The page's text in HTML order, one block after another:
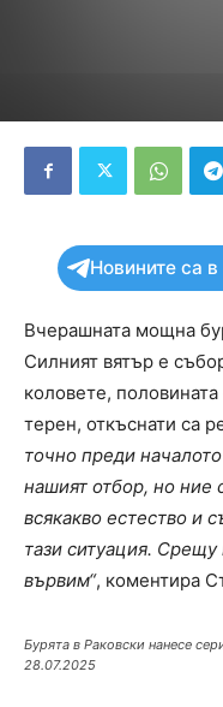
Новините са
Вчерашната мощна
Силният вятър е
коловете,
терен, откъснати са
точно преди
нашият отбор, но ние
всякакво естество и
тази ситуация.
вървим“, коментира
Бурята в Раковски нанесе
28.07.2025